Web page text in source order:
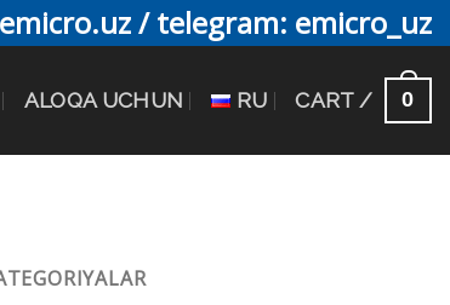
/ telegram: emicro_uz
ALOQA UCHUN RU CART / 0